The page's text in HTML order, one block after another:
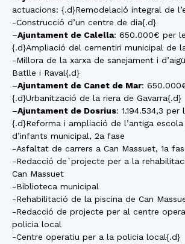
actuacions: {.d}Remodelació integral de
-Construcció d’un centre de dia{.d}
–Ajuntament de Calella: 650.000€ per
{.d}Ampliació del cementiri municipal de
-Millora de la xarxa de sanejament i
Batlle i Raval{.d}
–Ajuntament de Canet de Mar:
{.d}Urbanització de la riera de Gavarra{.d}
–Ajuntament de Dosrius: 1.194.534,3
{.d}Reforma i ampliació de l’antiga
d’infants municipal, 2a fase
-Asfaltat de carrers a Can Massuet, 1a
-Redacció de`projecte per a la
Can Massuet
-Biblioteca municipal
-Rehabilitació de la piscina de Can
-Redacció de projecte per al centre
policia local
-Centre operatiu per a la policia local{.d}